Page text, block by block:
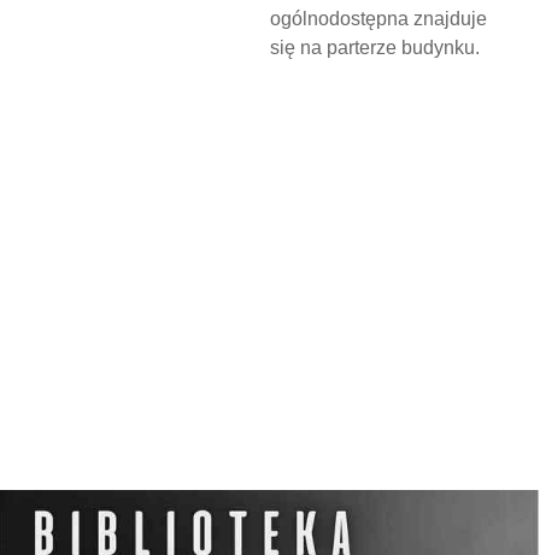
ogólnodostępna znajduje
się na parterze budynku.